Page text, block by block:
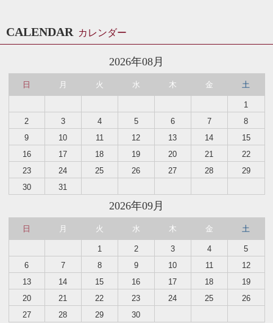
CALENDAR カレンダー
2026年08月
日 月 火 水 木 金 土
1
2
3 4 5 6 7
8
9
10 11 12 13 14
15
16
17 18 19 20 21
22
23
24 25 26 27 28
29
30
31
2026年09月
日 月 火 水 木 金 土
1 2 3 4
5
6
7 8 9 10 11
12
13
14 15 16 17 18
19
20
21 22 23 24 25
26
27
28 29 30